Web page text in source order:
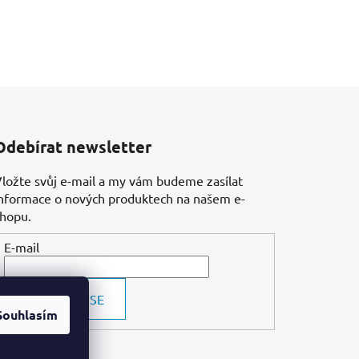
newsletter
svůj e-mail a my vám budeme zasílat
o nových produktech na našem e-
E-mail
PŘIHLÁSIT SE